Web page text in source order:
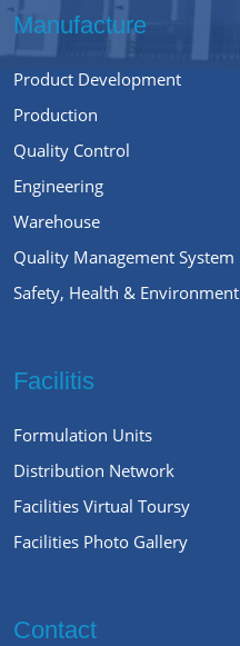
Manufacture
Product Development
Production
Quality Control
Engineering
Warehouse
Quality Management System
Safety, Health & Environment
Facilitis
Formulation Units
Distribution Network
Facilities Virtual Toursy
Facilities Photo Gallery
Contact